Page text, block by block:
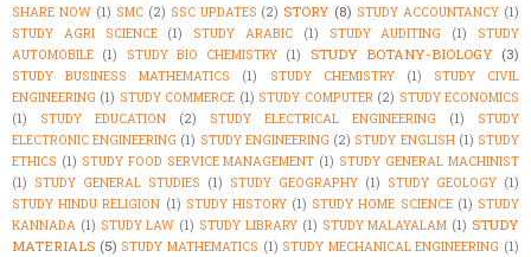
SHARE NOW (1) SMC (2) SSC UPDATES (2) STORY (8) STUDY ACCOUNTANCY (1)
STUDY AGRI SCIENCE
(1) STUDY ARABIC (1) STUDY AUDITING (1)
STUDY
AUTOMOBILE (1) STUDY BIO CHEMISTRY (1) STUDY BOTANY-BIOLOGY (3)
STUDY BUSINESS MATHEMATICS (1) STUDY CHEMISTRY (1)
STUDY CIVIL
ENGINEERING (1) STUDY COMMERCE (1) STUDY COMPUTER (2) STUDY ECONOMICS
(1)
STUDY EDUCATION (2) STUDY ELECTRICAL ENGINEERING (1)
STUDY
ELECTRONIC ENGINEERING (1) STUDY ENGINEERING (2) STUDY ENGLISH (1) STUDY
ETHICS (1) STUDY FOOD SERVICE MANAGEMENT (1) STUDY GENERAL MACHINIST
(1) STUDY GENERAL STUDIES (1) STUDY GEOGRAPHY (1) STUDY GEOLOGY (1)
STUDY HINDU RELIGION (1) STUDY HISTORY (1) STUDY HOME SCIENCE (1) STUDY
KANNADA (1) STUDY LAW (1) STUDY LIBRARY (1) STUDY MALAYALAM (1) STUDY
MATERIALS (5) STUDY MATHEMATICS (1) STUDY MECHANICAL ENGINEERING (1)